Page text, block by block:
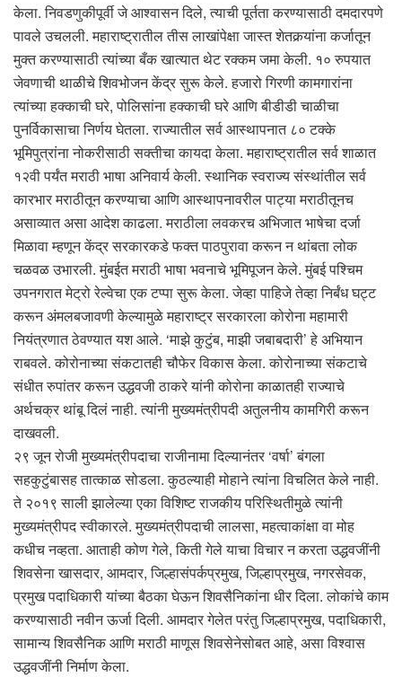
केला. निवडणुकीपूर्वी जे आश्वासन दिले, त्याची पूर्तता करण्यासाठी दमदारपणे
पावले उचलली. महाराष्ट्रातील तीस लाखांपेक्षा जास्त शेतकर्‍यांना कर्जातून
मुक्त करण्यासाठी त्यांच्या बँक खात्यात थेट रक्कम जमा केली. १० रुपयात
जेवणाची थाळीचे शिवभोजन केंद्र सुरू केले. हजारो गिरणी कामगारांना
त्यांच्या हक्काची घरे, पोलिसांना हक्काची घरे आणि बीडीडी चाळीचा
पुनर्विकासाचा निर्णय घेतला. राज्यातील सर्व आस्थापनात ८० टक्के
भूमिपुत्रांना नोकरीसाठी सक्तीचा कायदा केला. महाराष्ट्रातील सर्व शाळात
१२वी पर्यंत मराठी भाषा अनिवार्य केली. स्थानिक स्वराज्य संस्थांतील सर्व
कारभार मराठीतून करण्याचा आणि आस्थापनावरील पाट्या मराठीतूनच
असाव्यात असा आदेश काढला. मराठीला लवकरच अभिजात भाषेचा दर्जा
मिळावा म्हणून केंद्र सरकारकडे फक्त पाठपुरावा करून न थांबता लोक
चळवळ उभारली. मुंबईत मराठी भाषा भवनाचे भूमिपूजन केले. मुंबई पश्चिम
उपनगरात मेट्रो रेल्वेचा एक टप्पा सुरू केला. जेव्हा पाहिजे तेव्हा निर्बंध घट्ट
करून अंमलबजावणी केल्यामुळे महाराष्ट्र सरकारला कोरोना महामारी
नियंत्रणात ठेवण्यात यश आले. ‘माझे कुटुंब, माझी जबाबदारी’ हे अभियान
राबवले. कोरोनाच्या संकटातही चौफेर विकास केला. कोरोनाच्या संकटाचे
संधीत रुपांतर करून उद्धवजी ठाकरे यांनी कोरोना काळातही राज्याचे
अर्थचक्र थांबू दिलं नाही. त्यांनी मुख्यमंत्रीपदी अतुलनीय कामगिरी करून
दाखवली.
२९ जून रोजी मुख्यमंत्रीपदाचा राजीनामा दिल्यानंतर ‘वर्षा’ बंगला
सहकुटुंबासह तात्काळ सोडला. कुठल्याही मोहाने त्यांना विचलित केले नाही.
ते २०१९ साली झालेल्या एका विशिष्ट राजकीय परिस्थितीमुळे त्यांनी
मुख्यमंत्रीपद स्वीकारले. मुख्यमंत्रीपदाची लालसा, महत्वाकांक्षा वा मोह
कधीच नव्हता. आताही कोण गेले, किती गेले याचा विचार न करता उद्धवजींनी
शिवसेना खासदार, आमदार, जिल्हासंपर्कप्रमुख, जिल्हाप्रमुख, नगरसेवक,
प्रमुख पदाधिकारी यांच्या बैठका घेऊन शिवसैनिकांना धीर दिला. लोकांचे काम
करण्यासाठी नवीन ऊर्जा दिली. आमदार गेलेत परंतु जिल्हाप्रमुख, पदाधिकारी,
सामान्य शिवसैनिक आणि मराठी माणूस शिवसेनेसोबत आहे, असा विश्वास
उद्धवजींनी निर्माण केला.